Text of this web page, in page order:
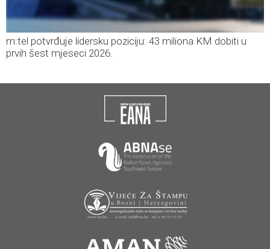
m:tel potvrđuje lidersku poziciju: 43 miliona KM dobiti u
prvih šest mjeseci 2026.